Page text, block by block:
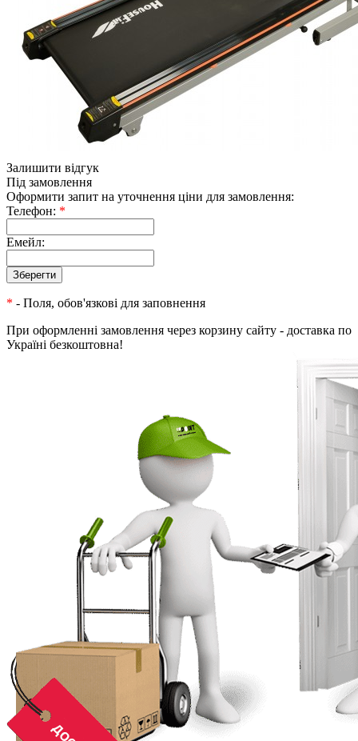
Залишити відгук
Під замовлення
Оформити запит на уточнення ціни для замовлення:
Телефон: *
Емейл:
* - Поля, обов'язкові для заповнення
При оформленні замовлення через корзину сайту - доставка по
Україні безкоштовна!